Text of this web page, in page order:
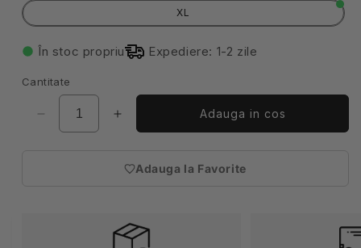
XL
În stoc propriu Expediere: 1-2 zile
Cantitate
Reduceți
cantitatea
Creșteți
cantitatea
Manusi
EasyCare
100buc
Adauga in cos
Adauga la Favorite
(necesita